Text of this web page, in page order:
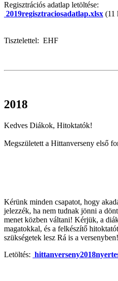
Regisztrációs adatlap letöltése:
2019regisztraciosadatlap.xlsx (11
Tisztelettel: EHF
2018
Kedves Diákok, Hitoktatók!
Megszületett a Hittanverseny első
Kérünk minden csapatot, hogy
jelezzék, ha nem tudnak jönni a
menet közben váltani! Kérjük, a
magatokkal, és a felkészítő
szükségetek lesz Rá is a versenyben!
Letöltés: